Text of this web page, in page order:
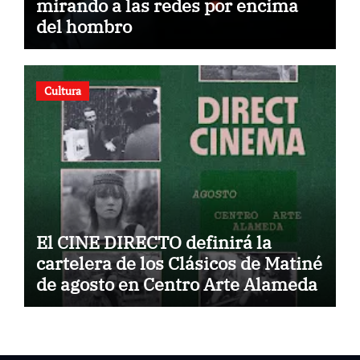
mirando a las redes por encima
del hombro
Cultura
El CINE DIRECTO definirá la
cartelera de los Clásicos de Matiné
de agosto en Centro Arte Alameda